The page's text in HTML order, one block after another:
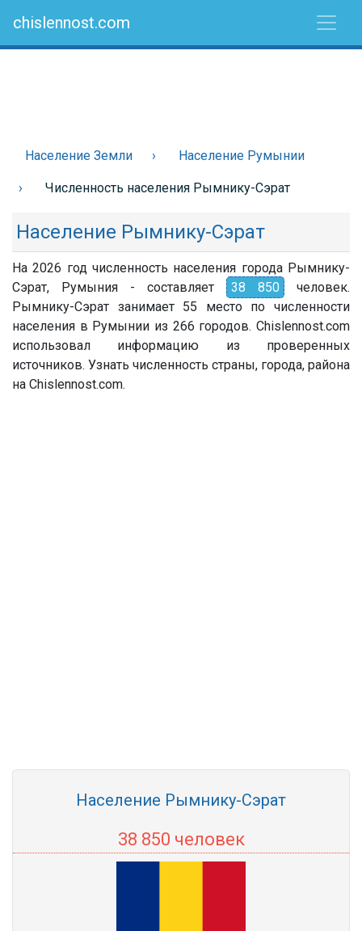
chislennost.com
Население Земли Население Румынии
Численность населения Рымнику-Сэрат
Население Рымнику-Сэрат
На 2026 год численность населения города Рымнику-
Сэрат, Румыния - составляет
38 850
человек.
Рымнику-Сэрат занимает 55 место по численности
населения в Румынии из 266 городов. Chislennost.com
использовал информацию из проверенных
источников. Узнать численность страны, города, района
на Chislennost.com.
Население Рымнику-Сэрат
38 850 человек